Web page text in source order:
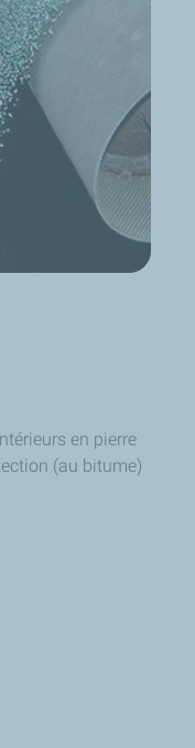
en pierre
(au bitume)